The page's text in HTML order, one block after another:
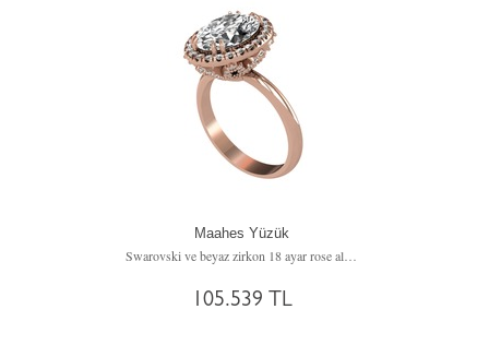
Maahes Yüzük
Swarovski ve beyaz zirkon 18 ayar rose altın yüzük
105.539 TL